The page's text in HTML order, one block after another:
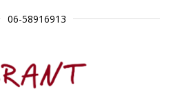
06-58916913